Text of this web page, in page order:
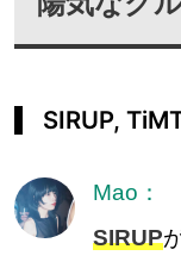
SIRUP,
Mao：
SIRUP